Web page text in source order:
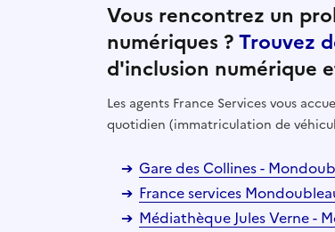
Vous rencontrez un
numériques ?Trouvez
d'inclusion numérique
Les agents France Services vous
quotidien (immatriculation de
Gare des Collines -
France services
Médiathèque Jules Verne -